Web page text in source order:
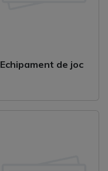
Echipament de joc